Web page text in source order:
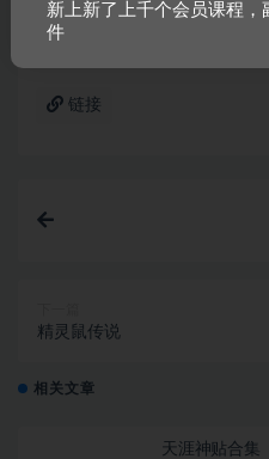
站内容侵犯了原著者的合法权益
链接
精灵鼠传说
相关文章
天涯神贴合集
新上新了上千个会员课程
件